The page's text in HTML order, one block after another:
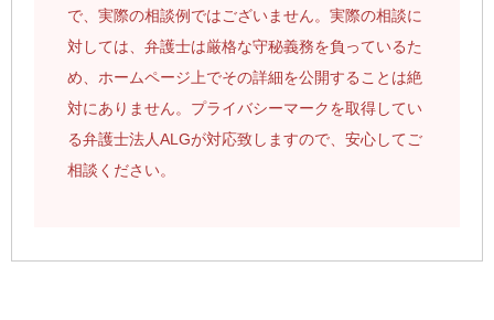
で、実際の相談例ではございません。実際の相談に
対しては、弁護士は厳格な守秘義務を負っているた
め、ホームページ上でその詳細を公開することは絶
対にありません。プライバシーマークを取得してい
る弁護士法人ALGが対応致しますので、安心してご
相談ください。